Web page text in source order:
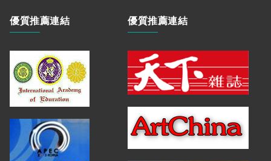
優質推薦連結 優質推薦連結